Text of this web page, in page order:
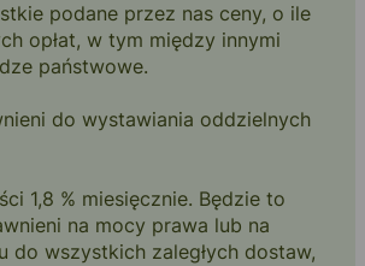
podane przez nas ceny, o ile
opłat, w tym między innymi
państwowe.
do wystawiania oddzielnych
1,8 % miesięcznie. Będzie to
na mocy prawa lub na
do wszystkich zaległych dostaw,